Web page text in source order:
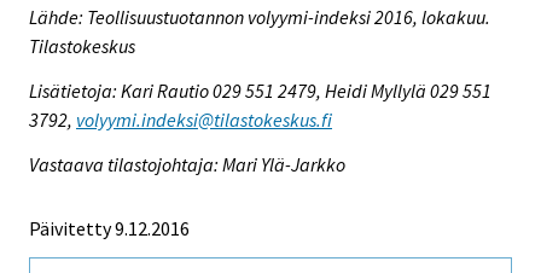
Lähde: Teollisuustuotannon volyymi-indeksi 2016, lokakuu.
Tilastokeskus
Lisätietoja: Kari Rautio 029 551 2479, Heidi Myllylä 029 551
3792, volyymi.indeksi@tilastokeskus.fi
Vastaava tilastojohtaja: Mari Ylä-Jarkko
Päivitetty 9.12.2016